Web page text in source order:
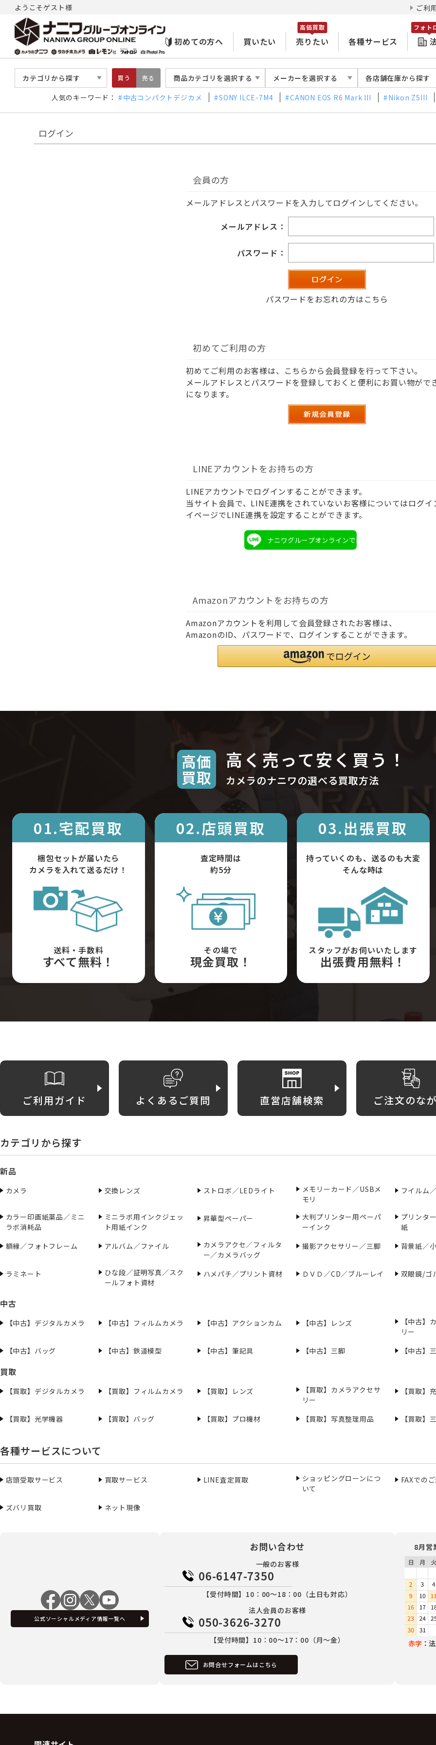
ようこそゲスト様 ご利
初めての方へ 買いたい 売りたい
高価買取
各種サービス
フォト
カテゴリから探す 買う 売る 商品カテゴリを選択する メーカーを選択する 各店舗在庫から探す
人気のキーワード： 中古コンパクトデジカメ SONY ILCE-7M4 CANON EOS R6 Mark III Nikon Z5III
ログイン
会員の方
メールアドレスとパスワードを入力してログインしてください。
メールアドレス：
パスワード：
パスワードをお忘れの方はこちら
初めてご利用の方
初めてご利用のお客様は、こちらから会員登録を行って下さい。
メールアドレスとパスワードを登録しておくと便利にお買い物がで
になります。
LINEアカウントをお持ちの方
LINEアカウントでログインすることができます。
当サイト会員で、LINE連携をされていないお客様についてはログイ
イページでLINE連携を設定することができます。
ナニワグループオンラインでログイン
Amazonアカウントをお持ちの方
Amazonアカウントを利用して会員登録されたお客様は、
AmazonのID、パスワードで、ログインすることができます。
高価
買取
高く売って安く買う！
カメラのナニワの選べる買取方法
01.宅配買取
梱包セットが届いたら
カメラを入れて送るだけ！
送料・手数料
すべて無料！
02.店頭買取
査定時間は
約5分
その場で
現金買取！
03.出張買取
持っていくのも、送るのも大変
そんな時は
スタッフがお伺いいたします
出張費用無料！
ご利用ガイド よくあるご質問 直営店舗検索 ご注文のな
カテゴリから探す
新品
カメラ 交換レンズ ストロボ／LEDライト
メモリーカード／USBメ
モリ
フイルム
カラー印画紙薬品／ミニ
ラボ消耗品
ミニラボ用インクジェッ
ト用紙インク
昇華型ペーパー
大判プリンター用ペーパ
ーインク
プリンタ
紙
額縁／フォトフレーム
アルバム／ファイル
カメラアクセ／フィルタ
ー／カメラバッグ
撮影アクセサリー／三脚 背景紙／
ラミネート
ひな段／証明写真／スク
ールフォト資材
ハメパチ／プリント資材 ＤＶＤ／CD／ブルーレイ 双眼鏡/ゴ
中古
【中古】デジタルカメラ 【中古】フィルムカメラ 【中古】アクションカム 【中古】レンズ
【中古】
リー
【中古】バッグ
【中古】鉄道模型 【中古】筆記具 【中古】三脚 【中古】
買取
【買取】デジタルカメラ 【買取】フィルムカメラ 【買取】レンズ
【買取】カメラアクセサ
リー
【買取】
【買取】光学機器 【買取】バッグ 【買取】プロ機材 【買取】写真整理用品 【買取】
各種サービスについて
店頭受取サービス 買取サービス LINE査定買取
ショッピングローンにつ
いて
FAXでの
ズバリ買取 ネット現像
公式ソーシャルメディア情報一覧へ
お問い合わせ
一般のお客様
06-6147-7350
【受付時間】10：00～18：00（土日も対応）
法人会員のお客様
050-3626-3270
【受付時間】10：00～17：00（月～金）
お問合せフォームはこちら
8月営
赤字 ：